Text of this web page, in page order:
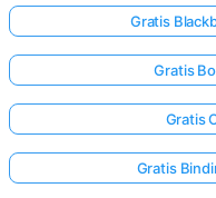
Gratis
Gratis
Gratis
Gratis